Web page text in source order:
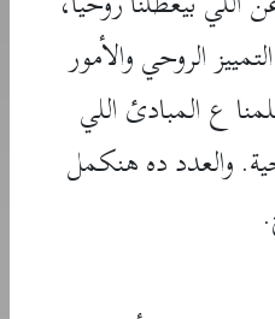
الروحي والأمور
ع المبادئ اللي
والعدد ده هنكمل